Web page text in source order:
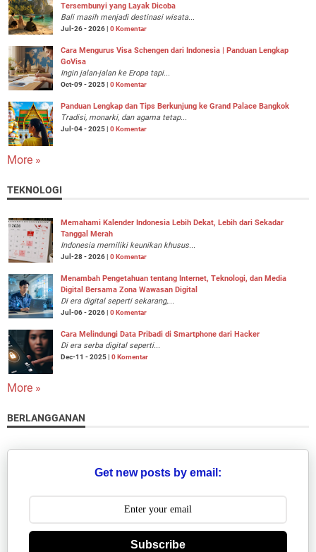
Tersembunyi yang Layak Dicoba
Bali masih menjadi destinasi wisata...
Jul-26 - 2026 | 0 Komentar
Cara Mengurus Visa Schengen dari Indonesia | Panduan Lengkap
GoVisa
Ingin jalan-jalan ke Eropa tapi...
Oct-09 - 2025 | 0 Komentar
Panduan Lengkap dan Tips Berkunjung ke Grand Palace Bangkok
Tradisi, monarki, dan agama tetap...
Jul-04 - 2025 | 0 Komentar
More »
TEKNOLOGI
Memahami Kalender Indonesia Lebih Dekat, Lebih dari Sekadar
Tanggal Merah
Indonesia memiliki keunikan khusus...
Jul-28 - 2026 | 0 Komentar
Menambah Pengetahuan tentang Internet, Teknologi, dan Media
Digital Bersama Zona Wawasan Digital
Di era digital seperti sekarang,...
Jul-06 - 2026 | 0 Komentar
Cara Melindungi Data Pribadi di Smartphone dari Hacker
Di era serba digital seperti...
Dec-11 - 2025 | 0 Komentar
More »
BERLANGGANAN
Get new posts by email:
Subscribe